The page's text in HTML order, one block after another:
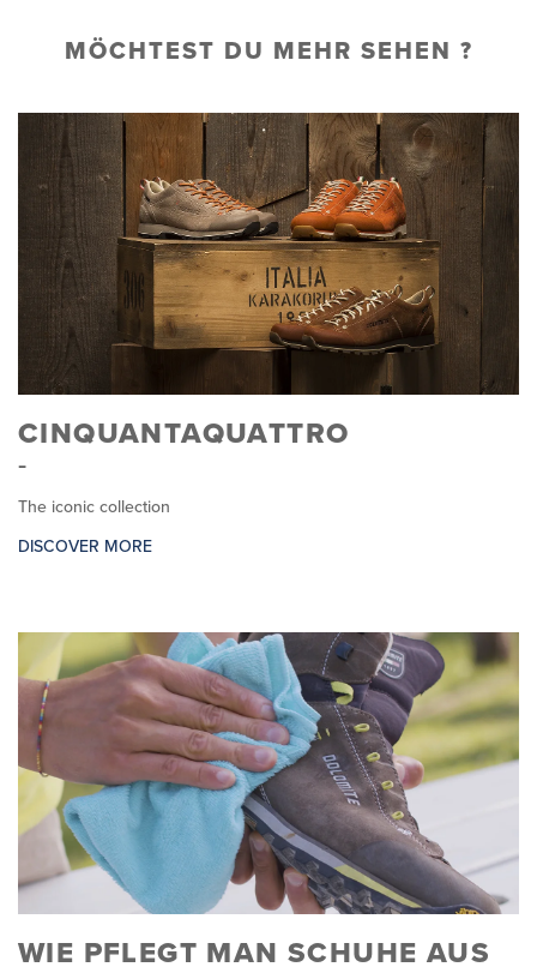
MÖCHTEST DU MEHR SEHEN ?
CINQUANTAQUATTRO
The iconic collection
DISCOVER MORE
WIE PFLEGT MAN SCHUHE AUS